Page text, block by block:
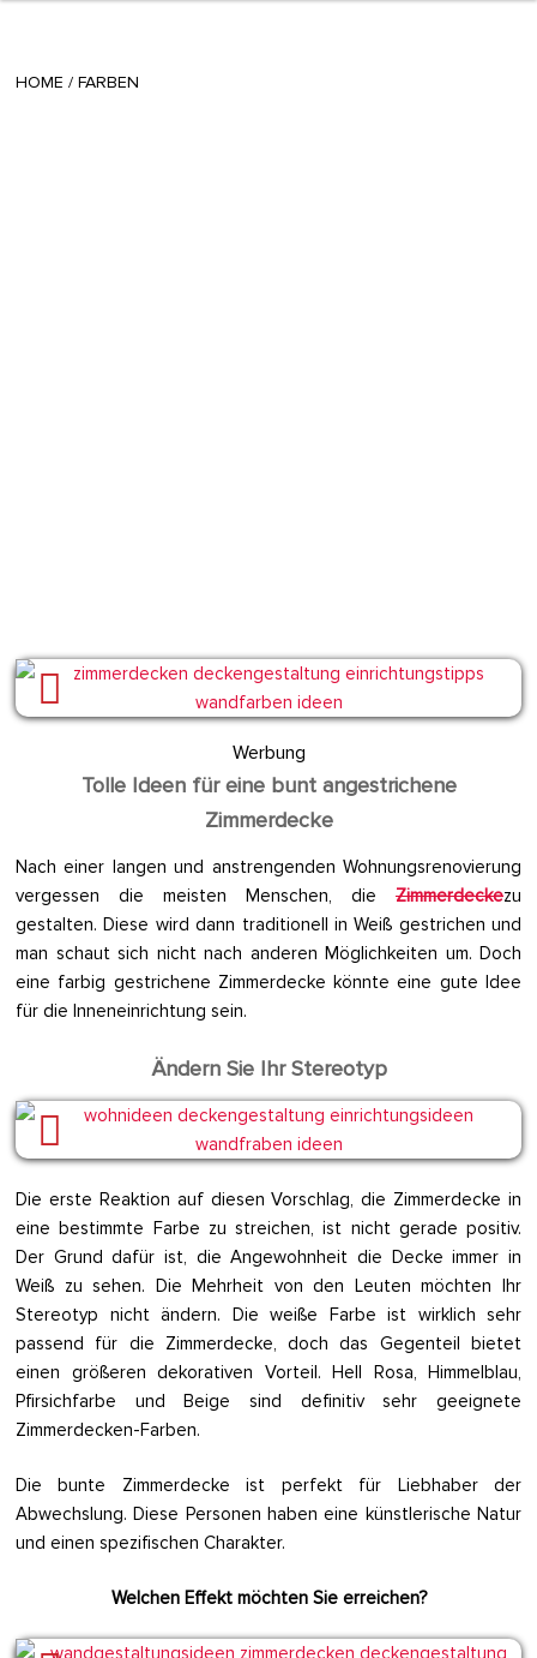
HOME / FARBEN
Werbung
Tolle Ideen für eine bunt angestrichene
Zimmerdecke
Nach einer langen und anstrengenden Wohnungsrenovierung
vergessen die meisten Menschen, die Zimmerdeckezu
gestalten. Diese wird dann traditionell in Weiß gestrichen und
man schaut sich nicht nach anderen Möglichkeiten um. Doch
eine farbig gestrichene Zimmerdecke könnte eine gute Idee
für die Inneneinrichtung sein.
Ändern Sie Ihr Stereotyp
Die erste Reaktion auf diesen Vorschlag, die Zimmerdecke in
eine bestimmte Farbe zu streichen, ist nicht gerade positiv.
Der Grund dafür ist, die Angewohnheit die Decke immer in
Weiß zu sehen. Die Mehrheit von den Leuten möchten Ihr
Stereotyp nicht ändern. Die weiße Farbe ist wirklich sehr
passend für die Zimmerdecke, doch das Gegenteil bietet
einen größeren dekorativen Vorteil. Hell Rosa, Himmelblau,
Pfirsichfarbe und Beige sind definitiv sehr geeignete
Zimmerdecken-Farben.
Die bunte Zimmerdecke ist perfekt für Liebhaber der
Abwechslung. Diese Personen haben eine künstlerische Natur
und einen spezifischen Charakter.
Welchen Effekt möchten Sie erreichen?